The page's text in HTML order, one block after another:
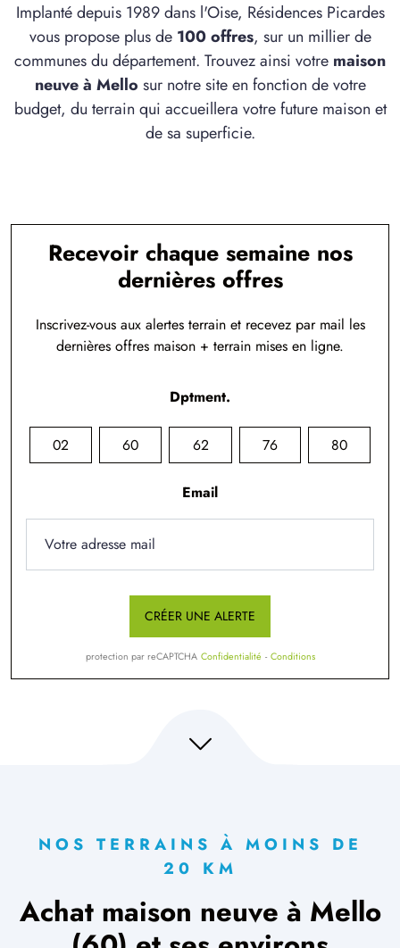
Implanté depuis 1989 dans l'Oise, Résidences Picardes
vous propose plus de 100 offres, sur un millier de
communes du département. Trouvez ainsi votre maison
neuve à Mello sur notre site en fonction de votre
budget, du terrain qui accueillera votre future maison et
de sa superficie.
Recevoir chaque semaine nos
dernières offres
Inscrivez-vous aux alertes terrain et recevez par mail les
dernières offres maison + terrain mises en ligne.
Dptment.
02 60 62 76 80
Email
CRÉER UNE ALERTE
protection par reCAPTCHA Confidentialité - Conditions
NOS TERRAINS À MOINS DE
20 KM
Achat maison neuve à Mello